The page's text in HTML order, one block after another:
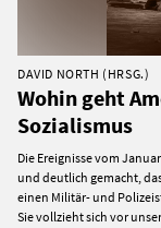
DAVID NORTH (HRSG.)
Wohin geht
Sozialismus
Die Ereignisse vom
und deutlich gemacht,
einen Militär- und
Sie vollzieht sich vor